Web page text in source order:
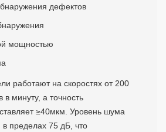
дефектов
мощностью
работают на скоростях от 200
минуту, а точность
≥40мкм. Уровень шума
в пределах 75 дБ, что